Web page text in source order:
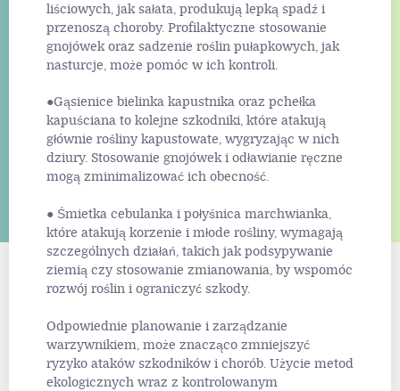
liściowych, jak sałata, produkują lepką spadź i
przenoszą choroby. Profilaktyczne stosowanie
gnojówek oraz sadzenie roślin pułapkowych, jak
nasturcje, może pomóc w ich kontroli.
●Gąsienice bielinka kapustnika oraz pchełka
kapuściana to kolejne szkodniki, które atakują
głównie rośliny kapustowate, wygryzając w nich
dziury. Stosowanie gnojówek i odławianie ręczne
mogą zminimalizować ich obecność.
● Śmietka cebulanka i połyśnica marchwianka,
które atakują korzenie i młode rośliny, wymagają
szczególnych działań, takich jak podsypywanie
ziemią czy stosowanie zmianowania, by wspomóc
rozwój roślin i ograniczyć szkody.
Odpowiednie planowanie i zarządzanie
warzywnikiem, może znacząco zmniejszyć
ryzyko ataków szkodników i chorób. Użycie metod
ekologicznych wraz z kontrolowanym